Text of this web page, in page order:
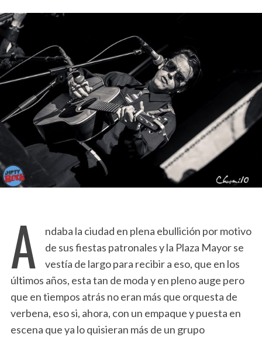
A
ndaba la ciudad en plena ebullición por motivo
de sus fiestas patronales y la Plaza Mayor se
vestía de largo para recibir a eso, que en los
últimos años, esta tan de moda y en pleno auge pero
que en tiempos atrás no eran más que orquesta de
verbena, eso si, ahora, con un empaque y puesta en
escena que ya lo quisieran más de un grupo